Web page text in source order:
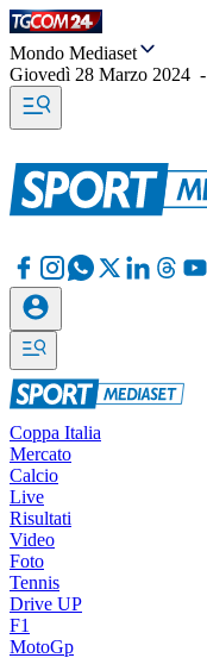
Mondo Mediaset
Giovedì 28 Marzo 2024 -
Coppa Italia
Mercato
Calcio
Live
Risultati
Video
Foto
Tennis
Drive UP
F1
MotoGp